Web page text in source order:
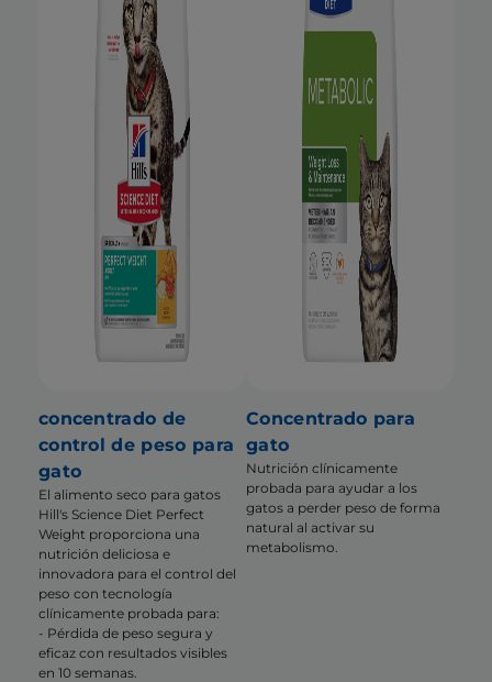
concentrado de
control de peso para
gato
El alimento seco para gatos
Hill's Science Diet Perfect
Weight proporciona una
nutrición deliciosa e
innovadora para el control del
peso con tecnología
clínicamente probada para:
- Pérdida de peso segura y
eficaz con resultados visibles
en 10 semanas.
Concentrado para
gato
Nutrición clínicamente
probada para ayudar a los
gatos a perder peso de forma
natural al activar su
metabolismo.